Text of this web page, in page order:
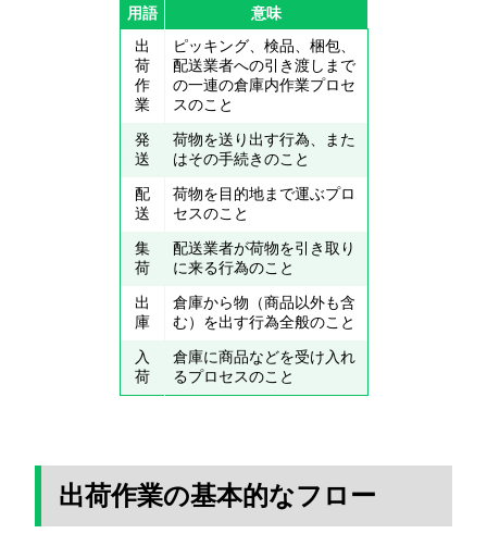
用語
意味
出
荷
作
業
ピッキング、検品、梱包、
配送業者への引き渡しまで
の一連の倉庫内作業プロセ
スのこと
発
送
荷物を送り出す行為、また
はその手続きのこと
配
送
荷物を目的地まで運ぶプロ
セスのこと
集
荷
配送業者が荷物を引き取り
に来る行為のこと
出
庫
倉庫から物（商品以外も含
む）を出す行為全般のこと
入
荷
倉庫に商品などを受け入れ
るプロセスのこと
出荷作業の基本的なフロー